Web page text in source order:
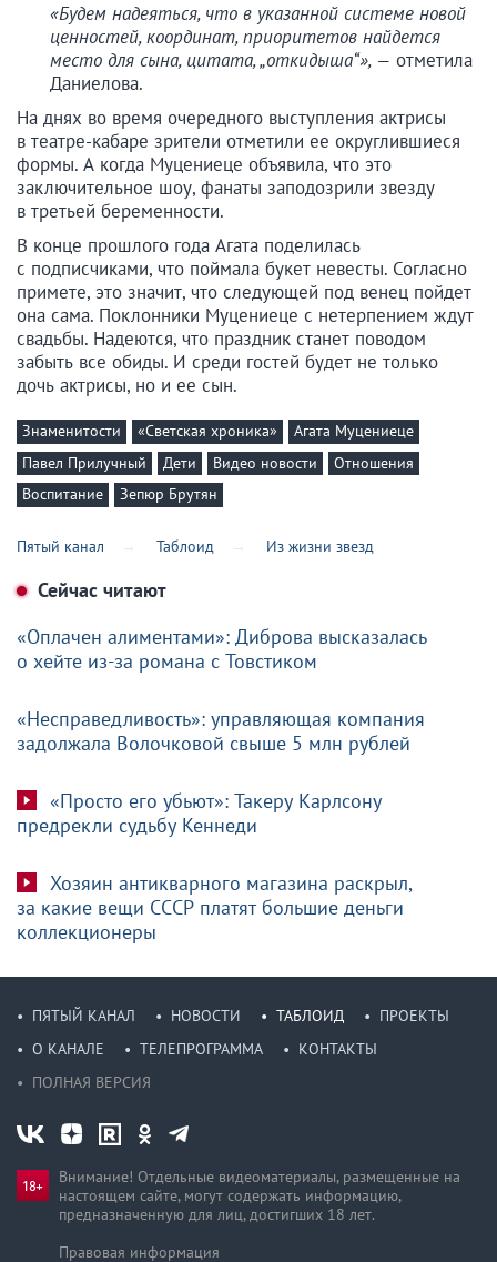
«Будем надеяться, что в указанной системе новой
ценностей, координат, приоритетов найдется
место для сына, цитата, „откидыша“», — отметила
Даниелова.
На днях во время очередного выступления актрисы
в театре-кабаре зрители отметили ее округлившиеся
формы. А когда Муцениеце объявила, что это
заключительное шоу, фанаты заподозрили звезду
в третьей беременности.
В конце прошлого года Агата поделилась
с подписчиками, что поймала букет невесты. Согласно
примете, это значит, что следующей под венец пойдет
она сама. Поклонники Муцениеце с нетерпением ждут
свадьбы. Надеются, что праздник станет поводом
забыть все обиды. И среди гостей будет не только
дочь актрисы, но и ее сын.
Знаменитости «Светская хроника»
Агата Муцениеце
Павел Прилучный
Дети Видео новости
Отношения
Воспитание
Зепюр Брутян
Пятый канал Таблоид Из жизни звезд
Сейчас читают
«Оплачен алиментами»: Диброва высказалась
о хейте из-за романа с Товстиком
«Несправедливость»: управляющая компания
задолжала Волочковой свыше 5 млн рублей
«Просто его убьют»: Такеру Карлсону
предрекли судьбу Кеннеди
Хозяин антикварного магазина раскрыл,
за какие вещи СССР платят большие деньги
коллекционеры
ПЯТЫЙ КАНАЛ НОВОСТИ ТАБЛОИД
ПРОЕКТЫ
О КАНАЛЕ
ТЕЛЕПРОГРАММА
КОНТАКТЫ
ПОЛНАЯ ВЕРСИЯ
Внимание! Отдельные видеоматериалы, размещенные на
настоящем сайте, могут содержать информацию,
предназначен­ную для лиц, достигших 18 лет.
Правовая информация